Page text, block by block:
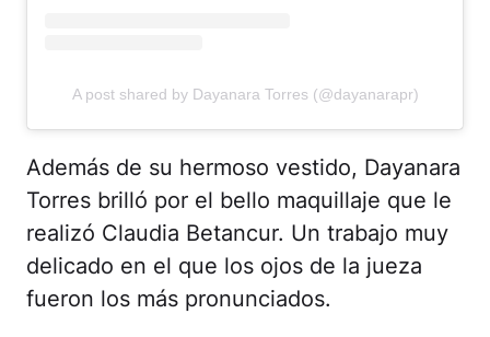
A post shared by Dayanara Torres (@dayanarapr)
Además de su hermoso vestido, Dayanara
Torres brilló por el bello maquillaje que le
realizó Claudia Betancur. Un trabajo muy
delicado en el que los ojos de la jueza
fueron los más pronunciados.